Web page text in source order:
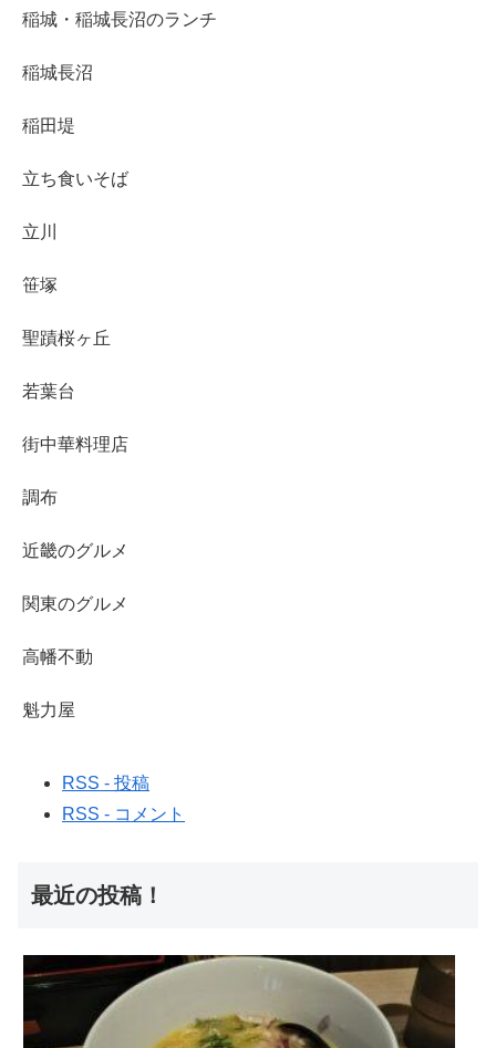
稲城・稲城長沼のランチ
稲城長沼
稲田堤
立ち食いそば
立川
笹塚
聖蹟桜ヶ丘
若葉台
街中華料理店
調布
近畿のグルメ
関東のグルメ
高幡不動
魁力屋
RSS - 投稿
RSS - コメント
最近の投稿！